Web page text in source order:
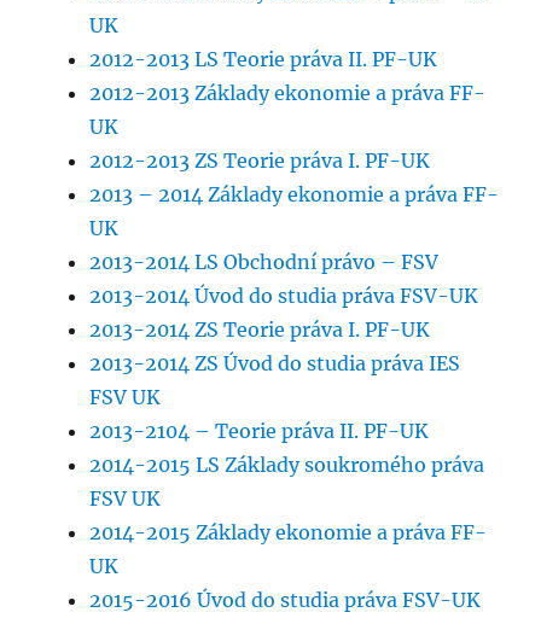
UK
2012-2013 LS Teorie práva II. PF-UK
2012-2013 Základy ekonomie a práva FF-
UK
2012-2013 ZS Teorie práva I. PF-UK
2013 – 2014 Základy ekonomie a práva FF-
UK
2013-2014 LS Obchodní právo – FSV
2013-2014 Úvod do studia práva FSV-UK
2013-2014 ZS Teorie práva I. PF-UK
2013-2014 ZS Úvod do studia práva IES
FSV UK
2013-2104 – Teorie práva II. PF-UK
2014-2015 LS Základy soukromého práva
FSV UK
2014-2015 Základy ekonomie a práva FF-
UK
2015-2016 Úvod do studia práva FSV-UK